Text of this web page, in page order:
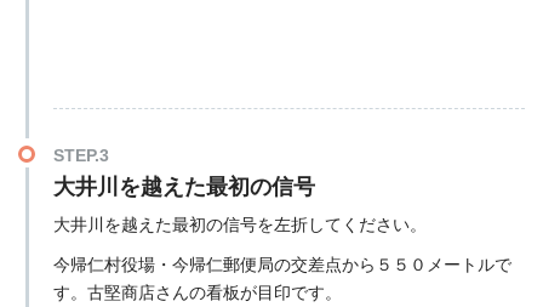
STEP.3
大井川を越えた最初の信号
大井川を越えた最初の信号を左折してください。
今帰仁村役場・今帰仁郵便局の交差点から５５０メートルで
す。古堅商店さんの看板が目印です。